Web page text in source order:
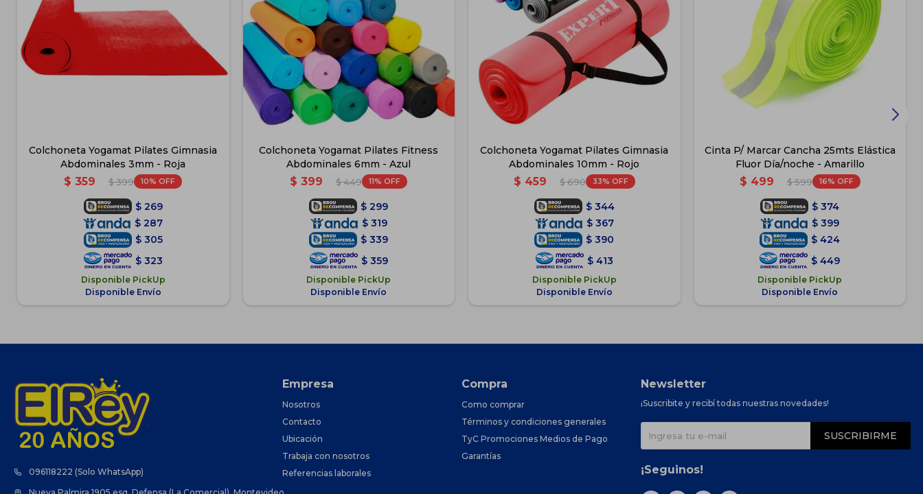
Colchoneta Yogamat Pilates Gimnasia
Abdominales 3mm - Roja
$ 359 $ 399 10
$ 269
$ 287
$ 305
$ 323
Disponible PickUp
Disponible Envío
Colchoneta Yogamat Pilates Fitness
Abdominales 6mm - Azul
$ 399 $ 449 11
$ 299
$ 319
$ 339
$ 359
Disponible PickUp
Disponible Envío
Colchoneta Yogamat Pilates Gimnasia
Abdominales 10mm - Rojo
$ 459 $ 690 33
$ 344
$ 367
$ 390
$ 413
Disponible PickUp
Disponible Envío
Cinta P/ Marcar Cancha 25mts Elástica
Fluor Día/noche - Amarillo
$ 499 $ 599 16
$ 374
$ 399
$ 424
$ 449
Disponible PickUp
Disponible Envío
096118222 (Solo WhatsApp)
Empresa
Nosotros
Contacto
Ubicación
Trabaja con nosotros
Referencias laborales
Compra
Como comprar
Términos y condiciones generales
TyC Promociones Medios de Pago
Garantías
Newsletter
¡Suscribite y recibí todas nuestras novedades!
SUSCRIBIRME
¡Seguinos!